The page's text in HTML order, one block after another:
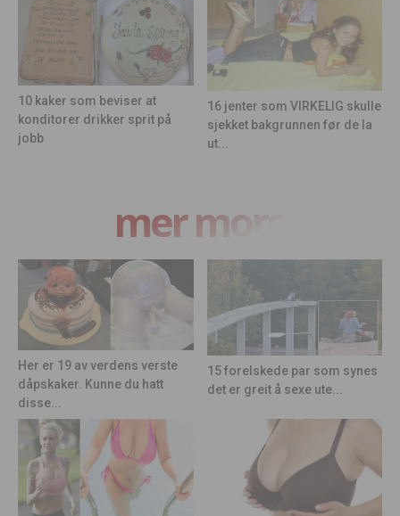
10 kaker som beviser at
konditorer drikker sprit på
jobb
16 jenter som VIRKELIG skulle
sjekket bakgrunnen før de la
ut...
mer moro
Her er 19 av verdens verste
dåpskaker. Kunne du hatt
disse...
15 forelskede par som synes
det er greit å sexe ute...